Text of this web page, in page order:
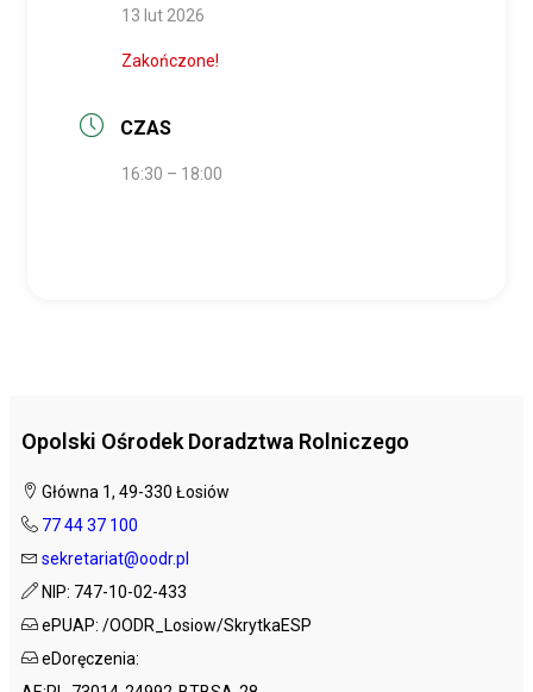
13 lut 2026
Zakończone!
CZAS
16:30 – 18:00
Opolski Ośrodek Doradztwa Rolniczego
Główna 1, 49-330 Łosiów
77 44 37 100
sekretariat@oodr.pl
NIP: 747-10-02-433
ePUAP: /OODR_Losiow/SkrytkaESP
eDoręczenia: